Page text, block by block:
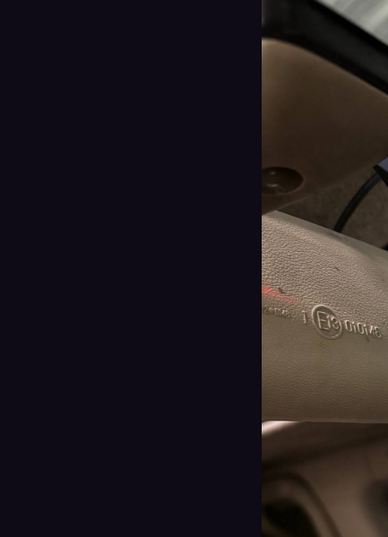
— активные микрофоны.
Гарантия на оборудование — 2 года.